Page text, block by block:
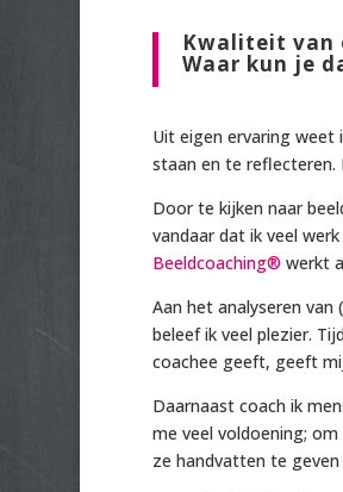
Kwaliteit van
Waar kun je
Uit eigen ervaring weet
staan en te reflecteren.
Door te kijken naar
vandaar dat ik veel
Beeldcoaching® werkt
Aan het analyseren
beleef ik veel plezier.
coachee geeft, geeft
Daarnaast coach ik
me veel voldoening;
ze handvatten te